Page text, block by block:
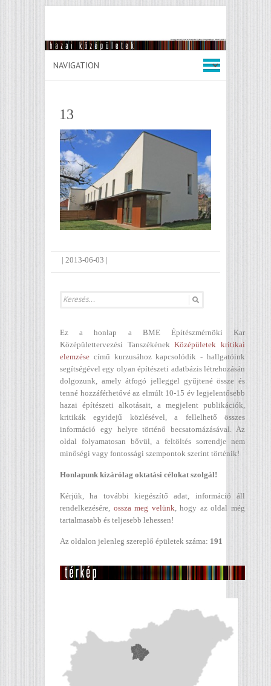
13
| 2013-06-03 |
Ez a honlap a BME Építészmérnöki Kar
Középülettervezési TanszékénekKözépületek kritikai
elemzése című kurzusához kapcsolódik - hallgatóink
segítségével egy olyan építészeti adatbázis létrehozásán
dolgozunk, amely átfogó jelleggel gyűjtené össze és
tenné hozzáférhetővé az elmúlt 10-15 év legjelentősebb
hazai építészeti alkotásait, a megjelent publikációk,
kritikák egyidejű közlésével, a fellelhető összes
információ egy helyre történő becsatornázásával. Az
oldal folyamatosan bővül, a feltöltés sorrendje nem
minőségi vagy fontossági szempontok szerint történik!
Honlapunk kizárólag oktatási célokat szolgál!
Kérjük, ha további kiegészítő adat, információ áll
rendelkezésére, ossza meg velünk , hogy az oldal még
tartalmasabb és teljesebb lehessen!
Az oldalon jelenleg szereplő épületek száma: 191